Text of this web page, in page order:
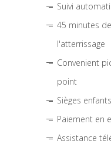
Suivi
45 minutes
l'atterrissage
Convenient
point
Sièges
Paiement en
Assistance